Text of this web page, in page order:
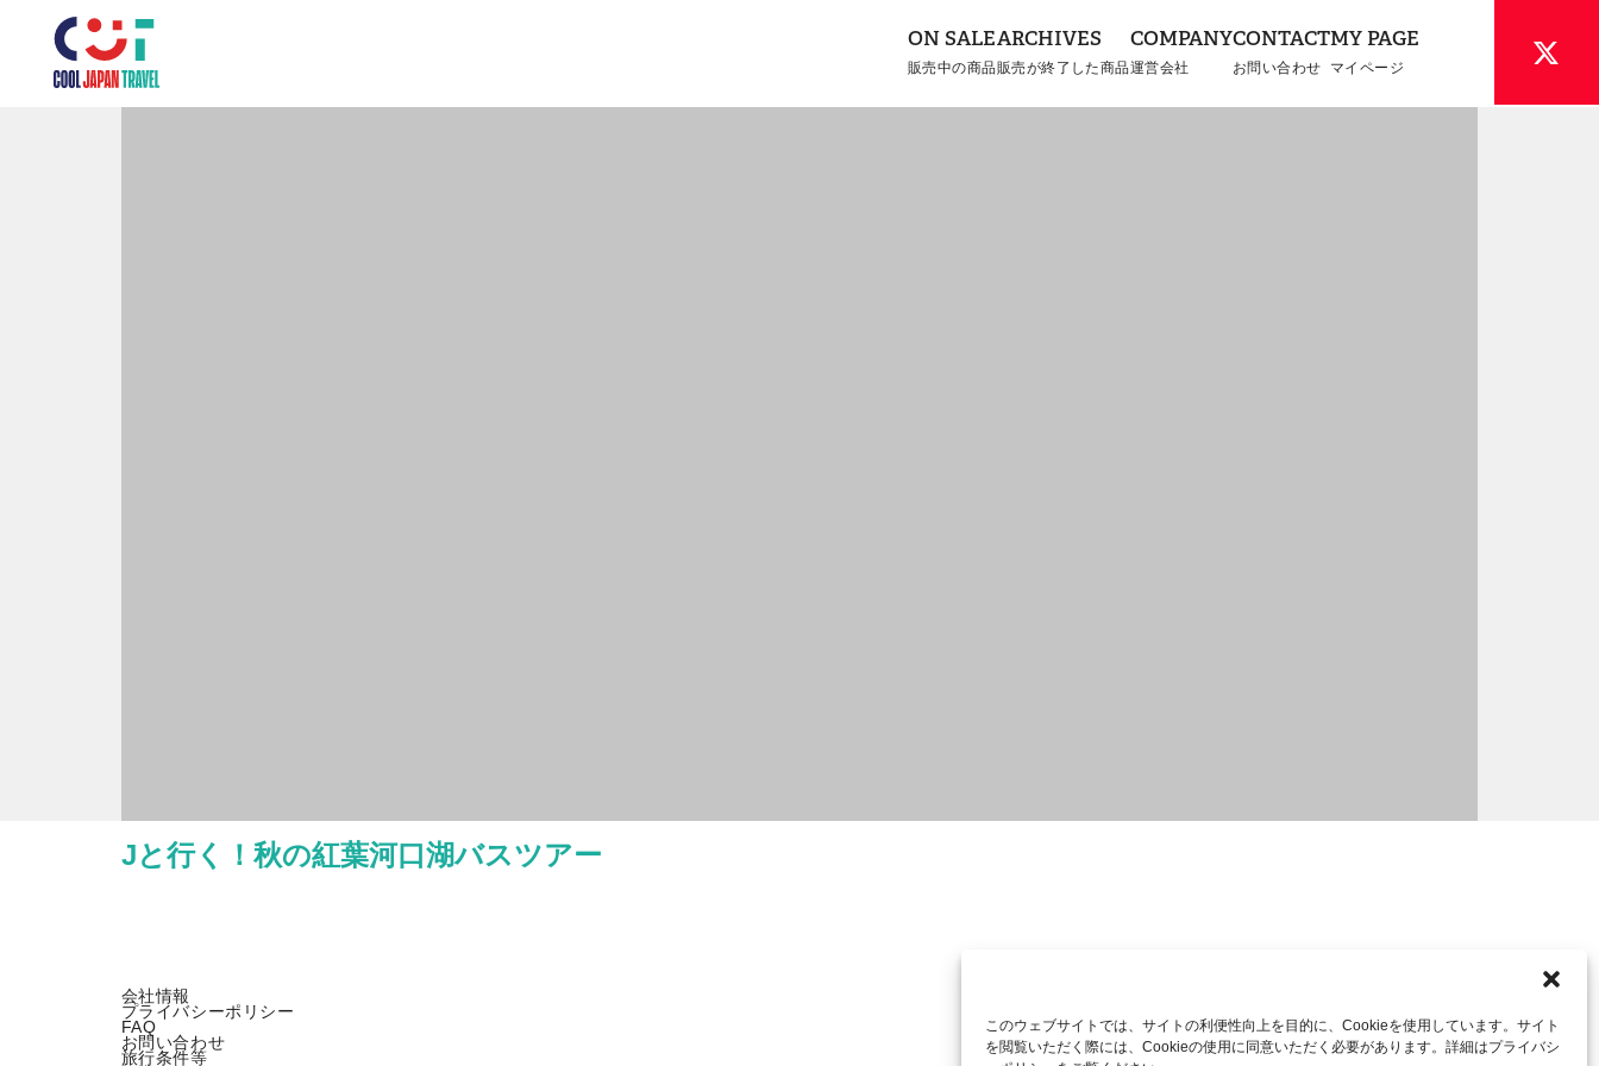
このウェブサイトでは、サイトの利便性向上を目的に、Cookieを使用しています。サイト
を閲覧いただく際には、Cookieの使用に同意いただく必要があります。詳細はプライバシ
ON SALE
販売中の商品
ARCHIVES
販売が終了した商品
COMPANY
運営会社
CONTACT
お問い合わせ
MY PAGE
マイページ
Jと行く！秋の紅葉河口湖バスツアー
会社情報
プライバシーポリシー
FAQ
お問い合わせ
旅行条件等